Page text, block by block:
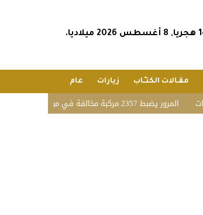
مقـالات الكتـّـاب زيارات عام
المرور يضبط 2357 مركبة مخالفة في مواقف الأشخاص ذوي الإعاقة بمختلف مناطق المملكة